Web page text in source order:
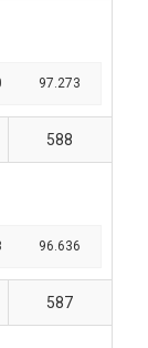
97.273
588
96.636
587